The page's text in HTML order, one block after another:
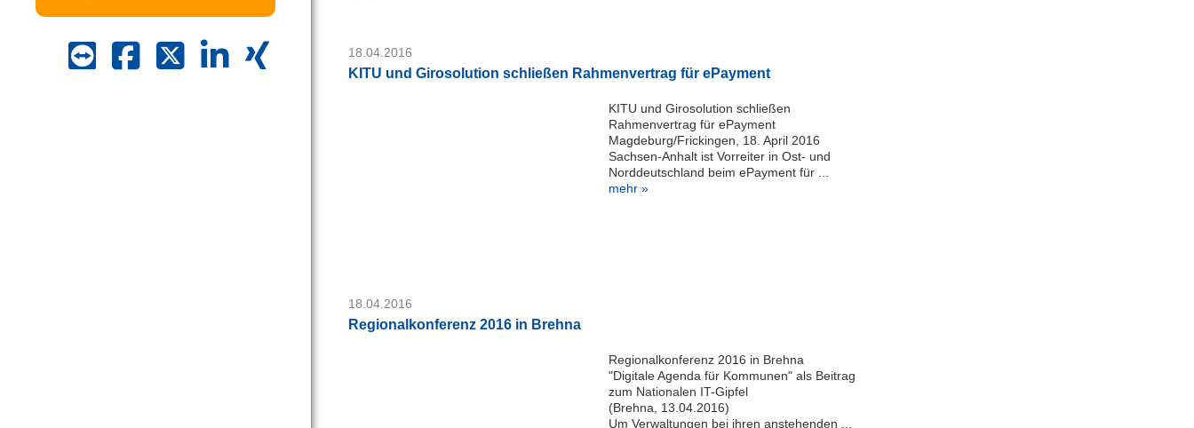
18.04.2016
KITU und Girosolution schließen Rahmenvertrag für ePayment
KITU und Girosolution schließen
Rahmenvertrag für ePayment
Magdeburg/Frickingen, 18. April 2016
Sachsen-Anhalt ist Vorreiter in Ost- und
Norddeutschland beim ePayment für ...
mehr »
18.04.2016
Regionalkonferenz 2016 in Brehna
Regionalkonferenz 2016 in Brehna
"Digitale Agenda für Kommunen" als Beitrag
zum Nationalen IT-Gipfel
(Brehna, 13.04.2016)
Um Verwaltungen bei ihren anstehenden ...